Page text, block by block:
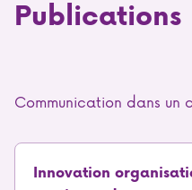
Publications
Communication dans un
Innovation